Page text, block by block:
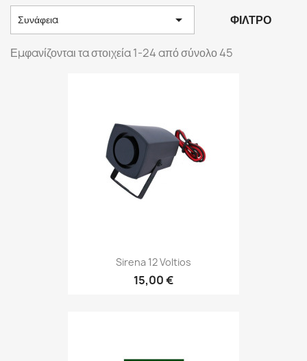
Συνάφεια  ΦΊΛΤΡΟ
Εμφανίζονται τα στοιχεία 1-24 από σύνολο 45
Sirena 12 Voltios
15,00 €